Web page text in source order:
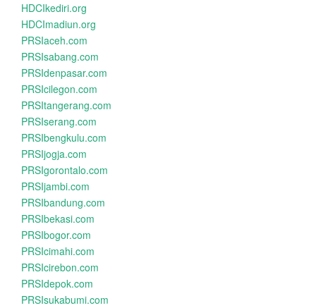
HDCIkediri.org
HDCImadiun.org
PRSIaceh.com
PRSIsabang.com
PRSIdenpasar.com
PRSIcilegon.com
PRSItangerang.com
PRSIserang.com
PRSIbengkulu.com
PRSIjogja.com
PRSIgorontalo.com
PRSIjambi.com
PRSIbandung.com
PRSIbekasi.com
PRSIbogor.com
PRSIcimahi.com
PRSIcirebon.com
PRSIdepok.com
PRSIsukabumi.com